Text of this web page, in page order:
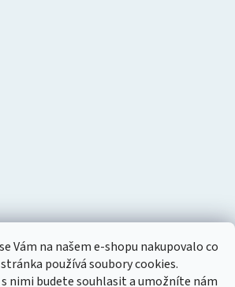
Vám na našem e-shopu nakupovalo co
používá soubory cookies.
nimi budete souhlasit a umožníte nám